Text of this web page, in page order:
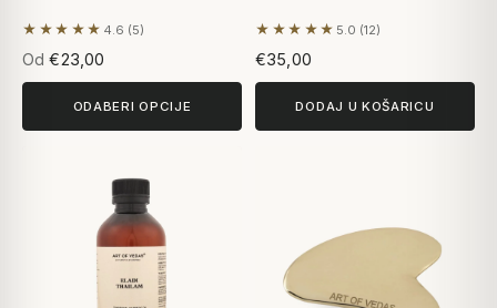
★★★★★ 4.6 (5)
Na temelju 5 recenzija
Od €23,00
ODABERI OPCIJE
★★★★★ 5.0 (12)
Na temelju 12 recenzija
€35,00
DODAJ U KOŠARICU